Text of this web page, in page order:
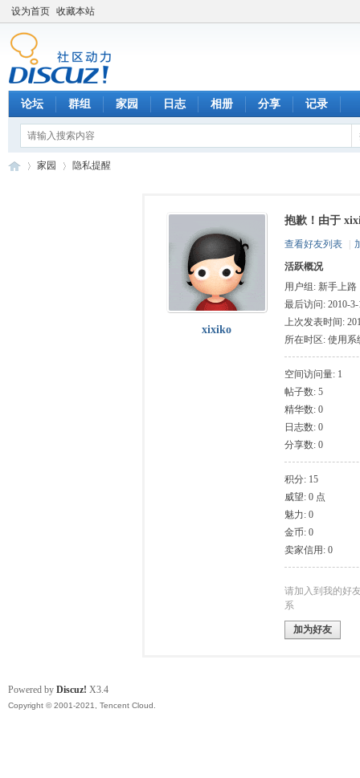
设为首页 收藏本站
论坛 群组 家园 日志 相册 分享 记录
家园 隐私提醒
xixiko
抱歉！由于
查看好友列表
活跃概况
用户组: 新手上路
最后访问: 2010-3-
上次发表时间:
所在时区: 使用系
空间访问量: 1
帖子数: 5
精华数: 0
日志数: 0
分享数: 0
积分: 15
威望: 0 点
魅力: 0
金币: 0
卖家信用: 0
请加入到我的好
系
加为好友
Powered by Discuz! X3.4
Copyright © 2001-2021, Tencent Cloud.